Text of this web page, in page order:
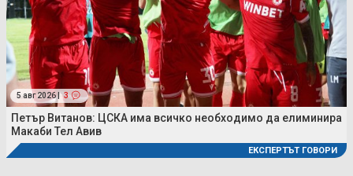
5 авг 2026 | 3
Петър Витанов: ЦСКА има всичко необходимо да елиминира
Макаби Тел Авив
ЕКСПЕРТЪТ ГОВОРИ